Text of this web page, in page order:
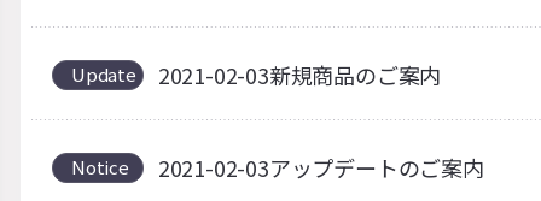
Update 2021-02-03新規商品のご案内
Notice 2021-02-03アップデートのご案内